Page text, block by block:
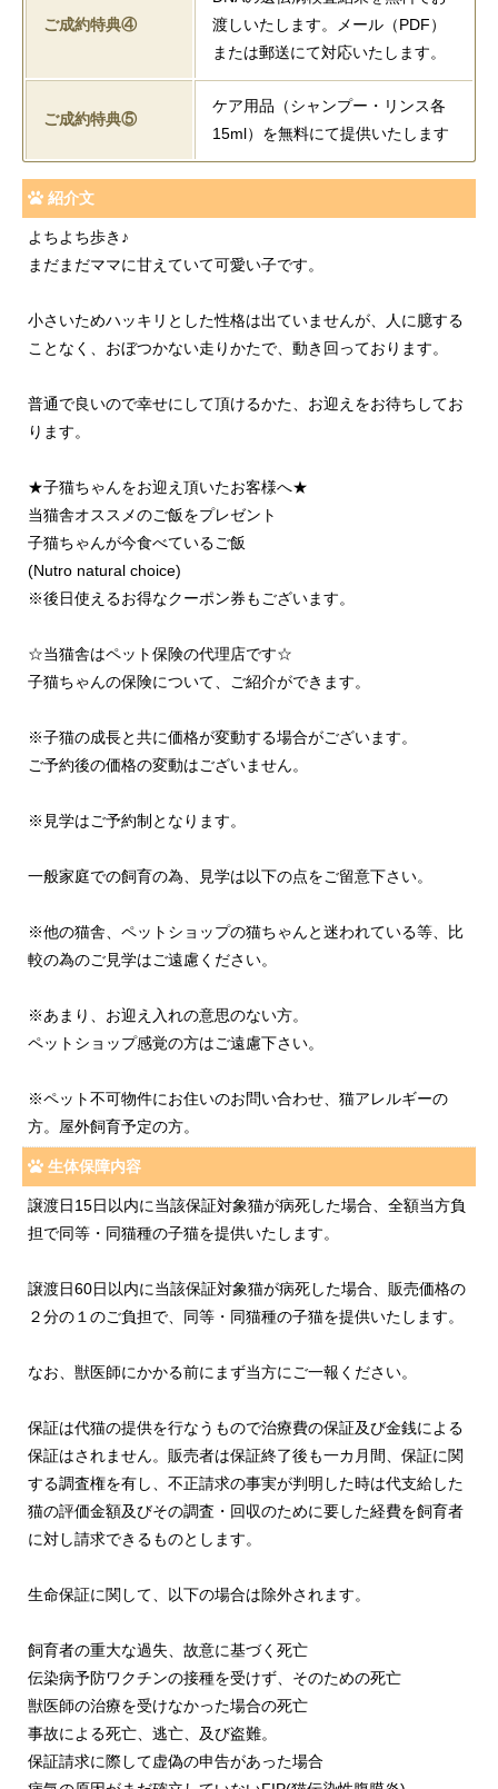
ご成約特典④
渡しいたします。メール（PDF）
または郵送にて対応いたします。
ご成約特典⑤
ケア用品（シャンプー・リンス各
15ml）を無料にて提供いたします
紹介文
よちよち歩き♪
まだまだママに甘えていて可愛い子です。
小さいためハッキリとした性格は出ていませんが、人に臆する
ことなく、おぼつかない走りかたで、動き回っております。
普通で良いので幸せにして頂けるかた、お迎えをお待ちしてお
ります。
★子猫ちゃんをお迎え頂いたお客様へ★
当猫舎オススメのご飯をプレゼント
子猫ちゃんが今食べているご飯
(Nutro natural choice)
※後日使えるお得なクーポン券もございます。
☆当猫舎はペット保険の代理店です☆
子猫ちゃんの保険について、ご紹介ができます。
※子猫の成長と共に価格が変動する場合がございます。
ご予約後の価格の変動はございません。
※見学はご予約制となります。
一般家庭での飼育の為、見学は以下の点をご留意下さい。
※他の猫舎、ペットショップの猫ちゃんと迷われている等、比
較の為のご見学はご遠慮ください。
※あまり、お迎え入れの意思のない方。
ペットショップ感覚の方はご遠慮下さい。
※ペット不可物件にお住いのお問い合わせ、猫アレルギーの
方。屋外飼育予定の方。
生体保障内容
譲渡日15日以内に当該保証対象猫が病死した場合、全額当方負
担で同等・同猫種の子猫を提供いたします。
譲渡日60日以内に当該保証対象猫が病死した場合、販売価格の
２分の１のご負担で、同等・同猫種の子猫を提供いたします。
なお、獣医師にかかる前にまず当方にご一報ください。
保証は代猫の提供を行なうもので治療費の保証及び金銭による
保証はされません。販売者は保証終了後も一カ月間、保証に関
する調査権を有し、不正請求の事実が判明した時は代支給した
猫の評価金額及びその調査・回収のために要した経費を飼育者
に対し請求できるものとします。
生命保証に関して、以下の場合は除外されます。
飼育者の重大な過失、故意に基づく死亡
伝染病予防ワクチンの接種を受けず、そのための死亡
獣医師の治療を受けなかった場合の死亡
事故による死亡、逃亡、及び盗難。
保証請求に際して虚偽の申告があった場合